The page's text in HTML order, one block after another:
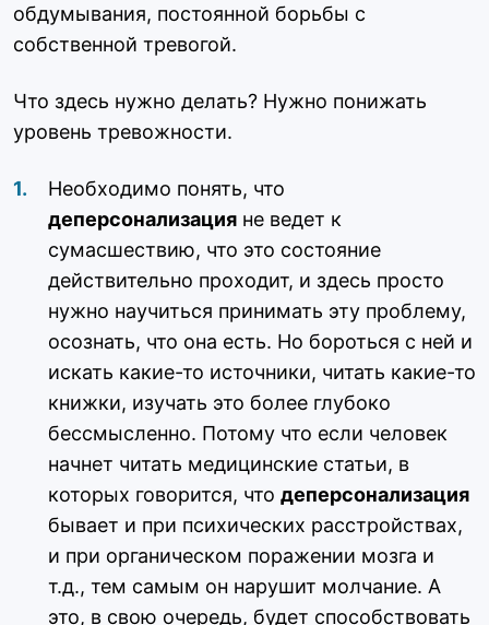
обдумывания, постоянной борьбы с
собственной тревогой.
Что здесь нужно делать? Нужно понижать
уровень тревожности.
Необходимо понять, что
деперсонализация не ведет к
сумасшествию, что это состояние
действительно проходит, и здесь просто
нужно научиться принимать эту проблему,
осознать, что она есть. Но бороться с ней и
искать какие-то источники, читать какие-то
книжки, изучать это более глубоко
бессмысленно. Потому что если человек
начнет читать медицинские статьи, в
которых говорится, что деперсонализация
бывает и при психических расстройствах,
и при органическом поражении мозга и
т.д., тем самым он нарушит молчание. А
это, в свою очередь, будет способствовать